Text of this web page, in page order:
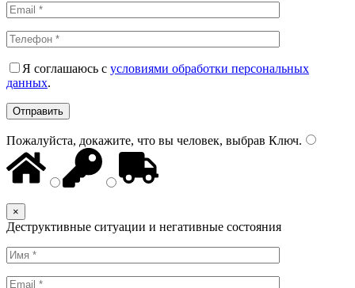
Я соглашаюсь с условиями обработки персональных
данных.
Пожалуйста, докажите, что вы человек, выбрав Ключ.
×
Деструктивные ситуации и негативные состояния